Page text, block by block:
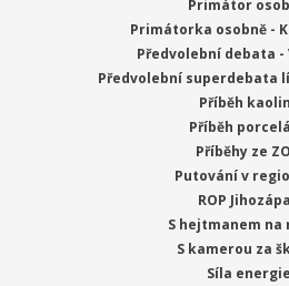
Primátor
Primátorka osobně -
Předvolební debata -
Předvolební superdebata
Příběh
Příběh
Příběhy ze
Putování v
ROP
S hejtmanem na
S kamerou za
Síla energie